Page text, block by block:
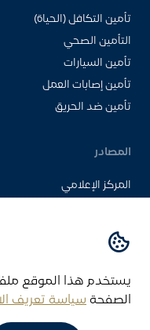
يستخدم هذا الموقع
الصفحة سياسة تعريف
تأمين التكافل (الحياة)
التأمين الصحي
تأمين السيارات
تأمين إصابات العمل
تأمين ضد الحريق
المصادر
المركز الإعلامي
الأسئلة الشائعة
مجلة التأمين
اتصل بنا